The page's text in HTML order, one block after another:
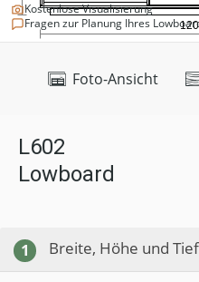
Foto-Ansicht
Kostenlose Visualisierung
Fragen zur Planung Ihres
L602
Lowboard
1 Breite, Höhe und